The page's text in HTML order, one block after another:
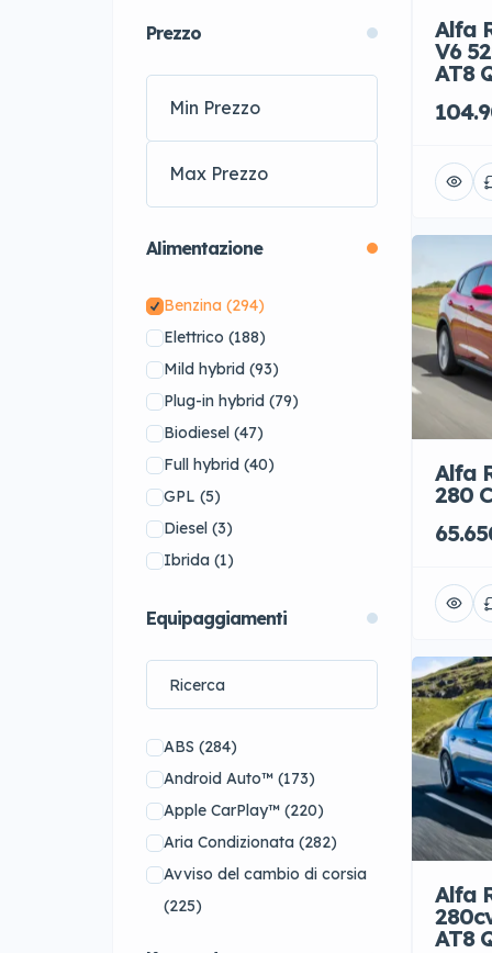
DS(15)
Ferrari(7)
Ford (11)
Honda(1)
Jaguar(17)
Jeep(3)
Lotus(2)
Maserati (11)
McLaren(1)
Mercedes-Benz(1)
MG(4)
MINI(46)
Peugeot
Porsche(50)
Renault(4)
Subaru(1)
Volkswagen
Audi(0)
BMW(0)
Dodge(0)
FIAT(0)
Hyundai(0)
KIA(0)
Koenigsegg
Prezzo
Alimentazione
Benzina (294)
Elettrico (188)
Mild hybrid (93)
Plug-in hybrid (79)
Biodiesel (47)
Full hybrid (40)
GPL (5)
Diesel (3)
Ibrida (1)
Equipaggiamenti
ABS (284)
Android Auto™ (173)
Apple CarPlay™ (220)
Aria Condizionata (282)
Avviso del cambio di corsia
(225)
Alfa
V6
AT8
Alfa
280
Alfa
AT8